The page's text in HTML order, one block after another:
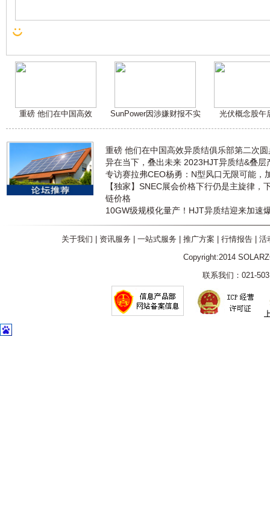
重磅 他们在中国高效 SunPower因涉嫌财报不实 光伏概念股午
重磅 他们在中国高效异质结俱乐部第二次
异在当下，叠出未来 2023HJT异质结&叠层
专访赛拉弗CEO杨勇：N型风口无限可能，
【独家】SNEC展会价格下行仍是主旋律，
链价格
10GW级规模化量产！HJT异质结迎来加速
关于我们 资讯服务 一站式服务 推广方案 行情报告| 活
Copyright:2014
联系我们：021-